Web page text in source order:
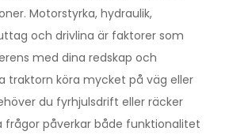
Motorstyrka, hydraulik,
och drivlina är faktorer som
med dina redskap och
traktorn köra mycket på väg eller
du fyrhjulsdrift eller räcker
frågor påverkar både funktionalitet